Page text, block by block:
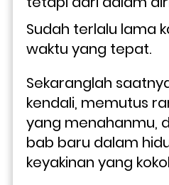
Sudah terlalu lama
waktu yang tepat.
Sekaranglah
kendali, memutus
yang menahanmu,
bab baru dalam
keyakinan yang